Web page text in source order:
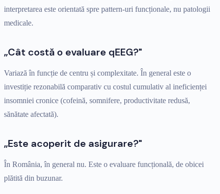
interpretarea este orientată spre pattern-uri funcționale, nu patologii
medicale.
„Cât costă o evaluare qEEG?"
Variază în funcție de centru și complexitate. În general este o
investiție rezonabilă comparativ cu costul cumulativ al ineficienței
insomniei cronice (cofeină, somnifere, productivitate redusă,
sănătate afectată).
„Este acoperit de asigurare?"
În România, în general nu. Este o evaluare funcțională, de obicei
plătită din buzunar.